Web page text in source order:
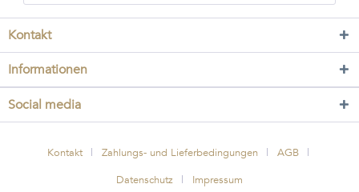
Kontakt
Informationen
Social media
Kontakt Zahlungs- und Lieferbedingungen
AGB
Datenschutz
Impressum